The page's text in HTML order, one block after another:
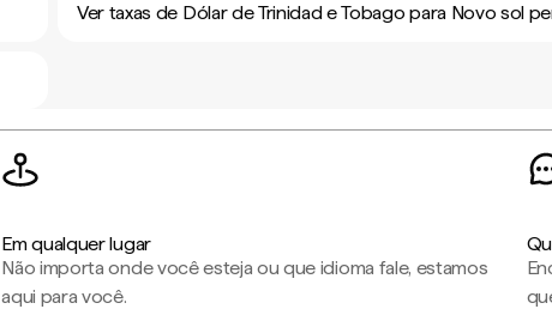
Ver taxas de Dólar de Trinidad e Tobago para Novo sol
Em qualquer lugar
Não importa onde você esteja ou que idioma fale, estamos
aqui para você.